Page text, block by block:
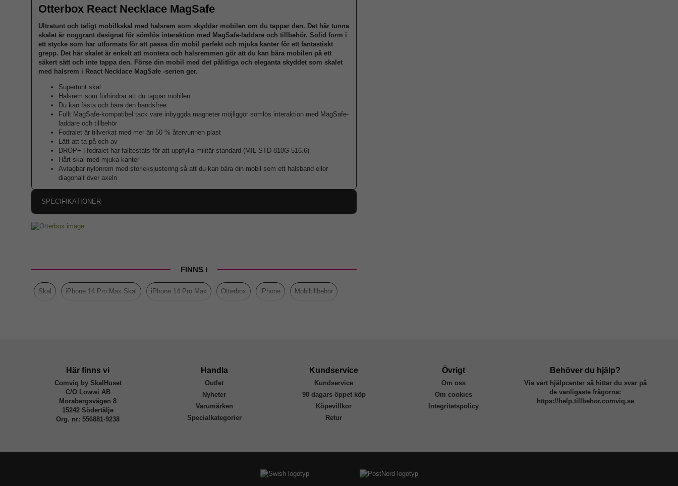
Otterbox React Necklace MagSafe
Ultratunt och tåligt mobilkskal med halsrem som skyddar mobilen om du tappar den. Det här tunna
skalet är noggrant designat för sömlös interaktion med MagSafe-laddare och tillbehör. Solid form i
ett stycke som har utformats för att passa din mobil perfekt och mjuka kanter för ett fantastiskt
grepp. Det här skalet är enkelt att montera och halsremmen gör att du kan bära mobilen på ett
säkert sätt och inte tappa den. Förse din mobil med det pålitliga och eleganta skyddet som skalet
med halsrem i React Necklace MagSafe -serien ger.
Supertunt skal
Halsrem som förhindrar att du tappar mobilen
Du kan fästa och bära den handsfree
Fullt MagSafe-kompatibel tack vare inbyggda magneter möjliggör sömlös interaktion med MagSafe-
laddare och tillbehör
Fodralet är tillverkat med mer än 50 % återvunnen plast
Lätt att ta på och av
DROP+ | fodralet har falltestats för att uppfylla militär standard (MIL-STD-810G 516.6)
Hårt skal med mjuka kanter
Avtagbar nylonrem med storleksjustering så att du kan bära din mobil som ett halsband eller
diagonalt över axeln
SPECIFIKATIONER
Egenskaper Grepp/hållare, MagSafe-kompatibel
Färg Svart
FINNS I
Skal iPhone 14 Pro Max Skal iPhone 14 Pro Max Otterbox iPhone Mobiltillbehör
Här finns vi
Comviq by SkalHuset
C/O Lowwi AB
Morabergsvägen 8
15242 Södertälje
Org. nr: 556881-9238
Handla
Outlet
Nyheter
Varumärken
Specialkategorier
Kundservice
Kundservice
90 dagars öppet köp
Köpevillkor
Retur
Övrigt
Om oss
Om cookies
Integritetspolicy
Behöver du hjälp?
Via vårt hjälpcenter så hittar du svar på
de vanligaste frågorna:
https://help.tillbehor.comviq.se